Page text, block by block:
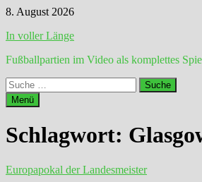
Zum
springen
8. August 2026
In voller Länge
Fußballpartien im Video als komplettes
Suche
nach:
Menü
Schlagwort:
Europapokal der Landesmeister